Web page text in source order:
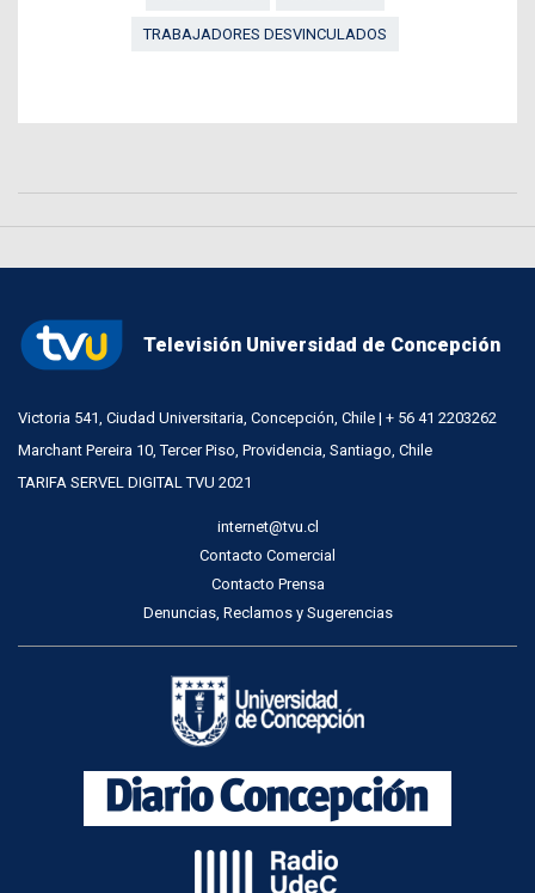
TRABAJADORES DESVINCULADOS
Televisión Universidad de Concepción
Victoria 541, Ciudad Universitaria, Concepción, Chile | + 56 41 2203262
Marchant Pereira 10, Tercer Piso, Providencia, Santiago, Chile
TARIFA SERVEL DIGITAL TVU 2021
internet@tvu.cl
Contacto Comercial
Contacto Prensa
Denuncias, Reclamos y Sugerencias